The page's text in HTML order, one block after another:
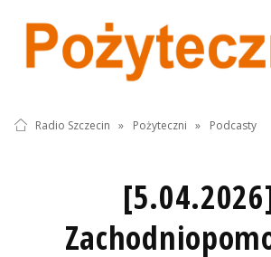
Radio Szczecin » Pożyteczni » Podcasty